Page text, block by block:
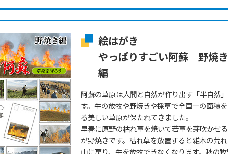
絵はがき
やっぱりすごい阿蘇 野焼き
編
阿蘇の草原は人間と自然が作り出す「半自然
す。牛の放牧や野焼きや採草で全国一の面積
る美しい草原が保たれてきました。
早春に原野の枯れ草を焼いて若草を芽吹かせ
が野焼きです。枯れ草を放置すると雑木の荒
山に戻り、牛を放牧できなくなります。秋の